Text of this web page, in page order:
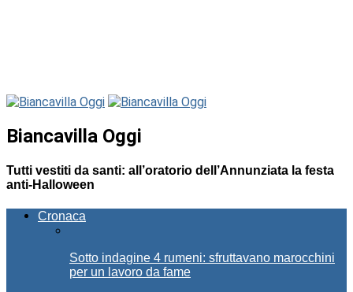
Biancavilla Oggi
Tutti vestiti da santi: all’oratorio dell’Annunziata la festa
anti-Halloween
Cronaca
Sotto indagine 4 rumeni: sfruttavano marocchini
per un lavoro da fame